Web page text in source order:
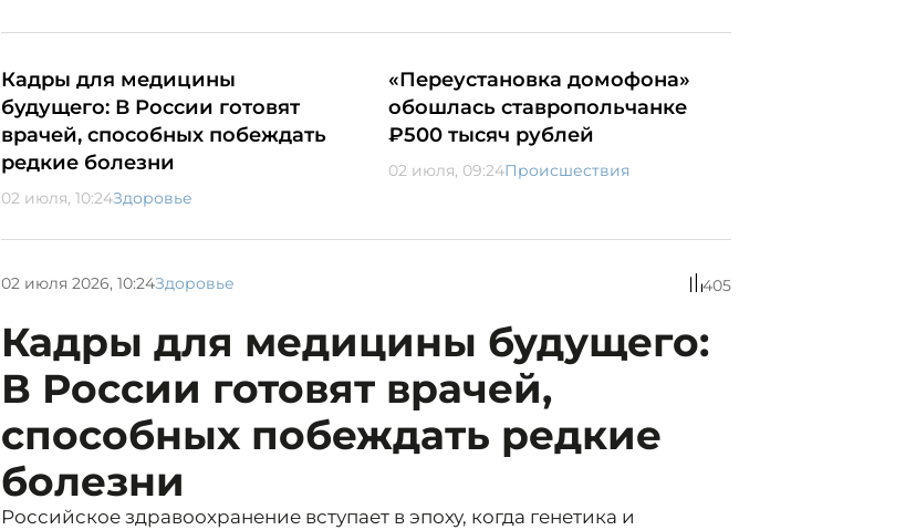
Кадры для медицины
будущего: В России готовят
врачей, способных побеждать
редкие болезни
02 июля, 10:24Здоровье
«Переустановка домофона»
обошлась ставропольчанке
₽500 тысяч рублей
02 июля, 09:24Происшествия
02 июля 2026, 10:24Здоровье 405
Кадры для медицины будущего:
В России готовят врачей,
способных побеждать редкие
болезни
Российское здравоохранение вступает в эпоху, когда генетика и